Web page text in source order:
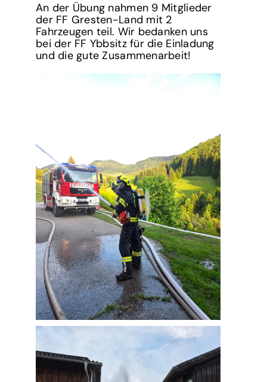
An der Übung nahmen 9 Mitglieder
der FF Gresten-Land mit 2
Fahrzeugen teil. Wir bedanken uns
bei der FF Ybbsitz für die Einladung
und die gute Zusammenarbeit!